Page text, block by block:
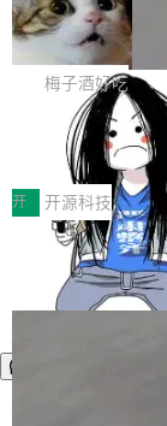
有云模型能够满足
但对于金融、能源
让AI用起来，还要
Token花在哪里、
续增长的AI成本该
正是围绕这些实际
理两个方面，让用
得住、用得稳、省
始，Token使用一
ean 在 Google 工
不是一个人走。一
wat（Google 员
年的编程搭档，
作者）、Quoc Le
q2Seq 和 DocAI
yals（Gemini 联合
🔥 SolonCode
字体可调、22 种
打开终端就能上岗
把「看得清、用母
齐。 SolonCode
耳科技研发的企
中文驱动的数字员
骤、编写代码。不
装完即用。 开源
b 安装 支持 Java
x / Windows /
x / Harmony PC
梅子酒好吃
让“代码语义理
价值潜能：华为
代码仓技术解析
一、代码仓深度理
程实践中，代码仓
体。企业级代码仓
个文件，其规模远
文窗口。随着项目
不断累积，代码仓
务逻辑等关键信息
件之中，形成高度
开 开源科技